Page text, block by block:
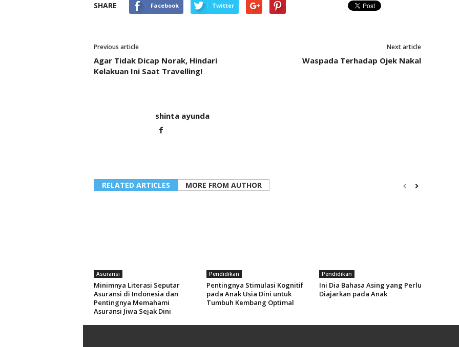
SHARE Facebook Twitter
Previous article
Agar Tidak Dicap Norak, Hindari
Kelakuan Ini Saat Travelling!
Next article
Waspada Terhadap Ojek Nakal
shinta ayunda
RELATED ARTICLES MORE FROM AUTHOR
Asuransi
Minimnya Literasi Seputar
Asuransi di Indonesia dan
Pentingnya Memahami
Asuransi Jiwa Sejak Dini
Pendidikan
Pentingnya Stimulasi Kognitif
pada Anak Usia Dini untuk
Tumbuh Kembang Optimal
Pendidikan
Ini Dia Bahasa Asing yang Perlu
Diajarkan pada Anak